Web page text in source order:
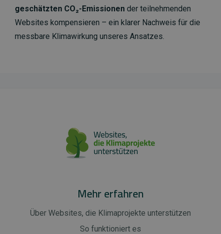
geschätzten CO₂-Emissionen der teilnehmenden
Websites kompensieren – ein klarer Nachweis für die
messbare Klimawirkung unseres Ansatzes.
Mehr erfahren
Über Websites, die Klimaprojekte unterstützen
So funktioniert es